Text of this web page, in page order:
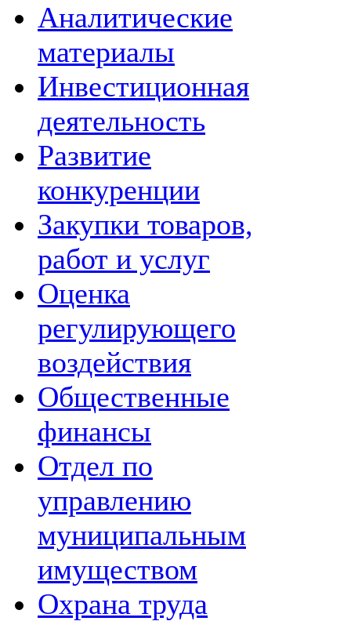
Аналитические
материалы
Инвестиционная
деятельность
Развитие
конкуренции
Закупки товаров,
работ и услуг
Оценка
регулирующего
воздействия
Общественные
финансы
Отдел по
управлению
муниципальным
имуществом
Охрана труда